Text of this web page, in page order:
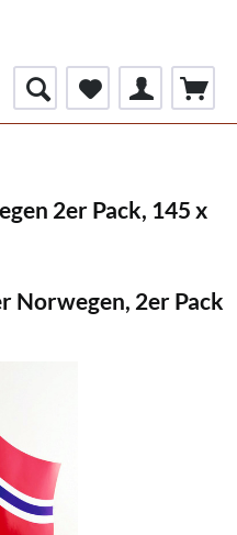
2er Pack, 145 x
Norwegen, 2er Pack